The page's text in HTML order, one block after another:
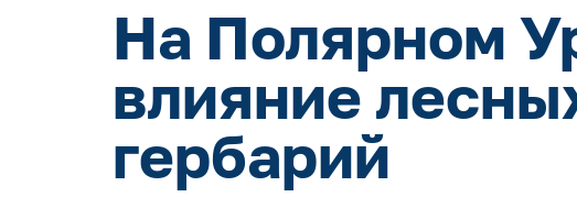
На Полярном
влияние
гербарий